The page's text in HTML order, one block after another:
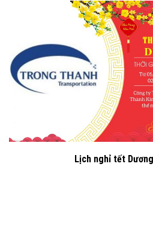
Lịch nghỉ tết